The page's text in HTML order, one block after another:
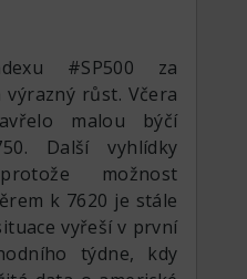
#SP500 za
růst. Včera
malou býčí
Další vyhlídky
možnost
k 7620 je stále
vyřeší v první
týdne, kdy